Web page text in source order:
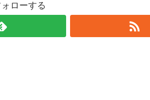
ローする